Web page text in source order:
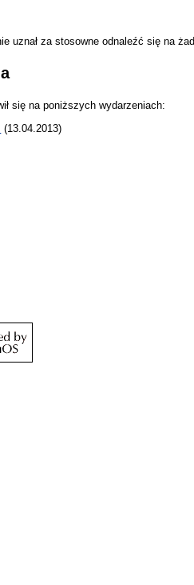
uznał za stosowne odnaleźć się na
się na poniższych wydarzeniach:
(13.04.2013)